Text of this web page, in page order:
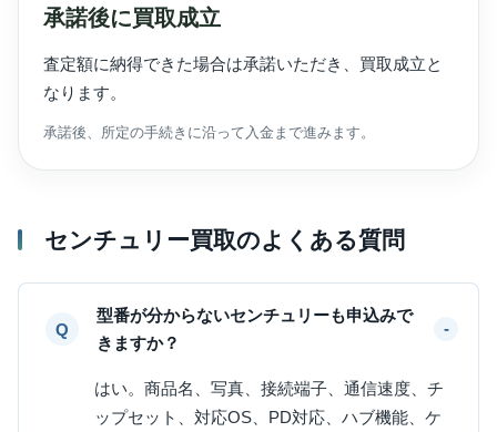
承諾後に買取成立
査定額に納得できた場合は承諾いただき、買取成立と
なります。
承諾後、所定の手続きに沿って入金まで進みます。
センチュリー買取のよくある質問
型番が分からないセンチュリーも申込みで
きますか？
はい。商品名、写真、接続端子、通信速度、チ
ップセット、対応OS、PD対応、ハブ機能、ケ